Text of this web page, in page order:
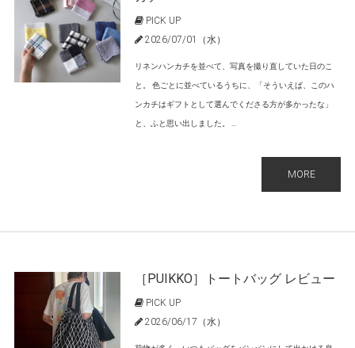
PICK UP
2026/07/01（水）
リネンハンカチを並べて、写真を撮り直していた日のこ
と。 色ごとに並べているうちに、「そういえば、このハ
ンカチはギフトとして選んでくださる方が多かったな」
と、ふと思い出しました。 ...
MORE
［PUIKKO］トートバッグ レビュー
PICK UP
2026/06/17（水）